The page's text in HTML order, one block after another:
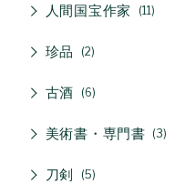
人間国宝作家 11
珍品 2
古酒 6
美術書・専門書 3
刀剣 5